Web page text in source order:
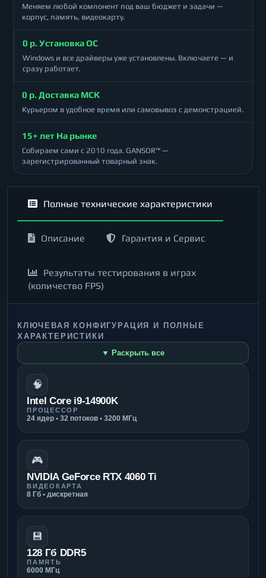
Меняем любой компонент под ваш бюджет и задачи —
корпус, память, видеокарту.
0 р. Установка ОС
Windows и все драйверы уже установлены. Включаете — и
сразу работает.
0 р. Доставка МСК
Курьером в удобное время или самовывоз с демонстрацией.
15+ лет На рынке
Собираем сами с 2010 года. GANSOR™ —
зарегистрированный товарный знак.
Полные технические характеристики
Описание Гарантия и Сервис
Результаты тестирования в играх
(количество FPS)
КЛЮЧЕВАЯ КОНФИГУРАЦИЯ И ПОЛНЫЕ
ХАРАКТЕРИСТИКИ
▼ Раскрыть все
🧠
Intel Core i9-14900K
ПРОЦЕССОР
24 ядер • 32 потоков • 3200 МГц
🎮
NVIDIA GeForce RTX 4060 Ti
ВИДЕОКАРТА
8 Гб • дискретная
💾
128 Гб DDR5
ПАМЯТЬ
6000 МГц